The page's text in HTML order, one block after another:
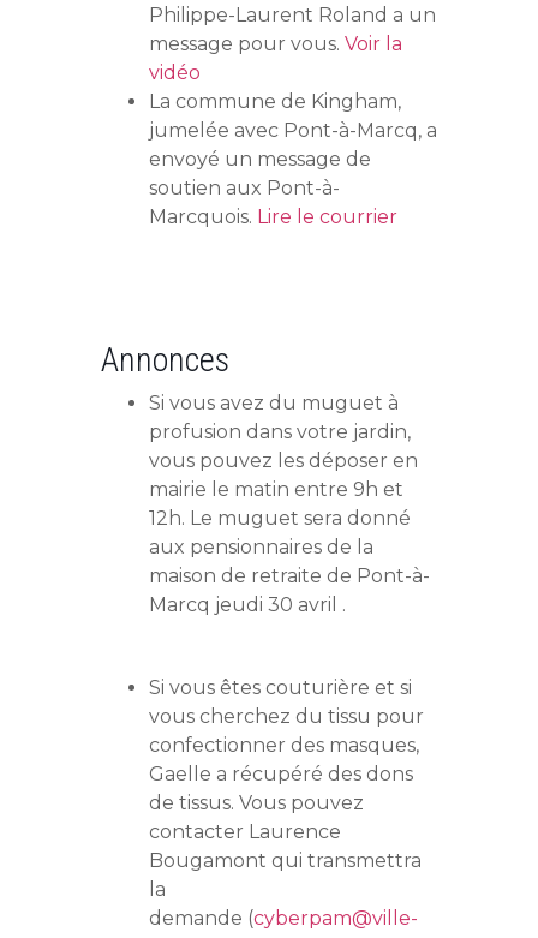
Philippe-Laurent Roland a un
message pour vous. Voir la
vidéo
La commune de Kingham,
jumelée avec Pont-à-Marcq, a
envoyé un message de
soutien aux Pont-à-
Marcquois. Lire le courrier
Annonces
Si vous avez du muguet à
profusion dans votre jardin,
vous pouvez les déposer en
mairie le matin entre 9h et
12h. Le muguet sera donné
aux pensionnaires de la
maison de retraite de Pont-à-
Marcq jeudi 30 avril .
Si vous êtes couturière et si
vous cherchez du tissu pour
confectionner des masques,
Gaelle a récupéré des dons
de tissus. Vous pouvez
contacter Laurence
Bougamont qui transmettra
la
demande (cyberpam@ville-